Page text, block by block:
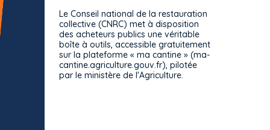
Le Conseil national de la restauration
collective (CNRC) met à disposition
des acheteurs publics une véritable
boîte à outils, accessible gratuitement
sur la plateforme « ma cantine » (ma-
cantine.agriculture.gouv.fr), pilotée
par le ministère de l'Agriculture.